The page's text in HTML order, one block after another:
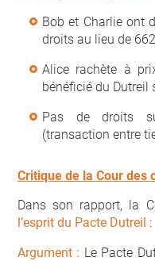
Bob et Charlie ont
droits au lieu de
Alice rachète à
bénéficié du
Pas de droits
(transaction entre
Critique de la Cour des
Dans son rapport, la
l’esprit du Pacte Dutreil :
Argument : Le Pacte